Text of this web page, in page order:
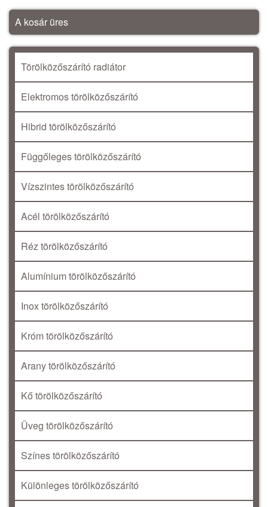
A kosár üres
Törölközőszárító radiátor
Elektromos törölközőszárító
Hibrid törölközőszárító
Függőleges törölközőszárító
Vízszintes törölközőszárító
Acél törölközőszárító
Réz törölközőszárító
Alumínium törölközőszárító
Inox törölközőszárító
Króm törölközőszárító
Arany törölközőszárító
Kő törölközőszárító
Üveg törölközőszárító
Színes törölközőszárító
Különleges törölközőszárító